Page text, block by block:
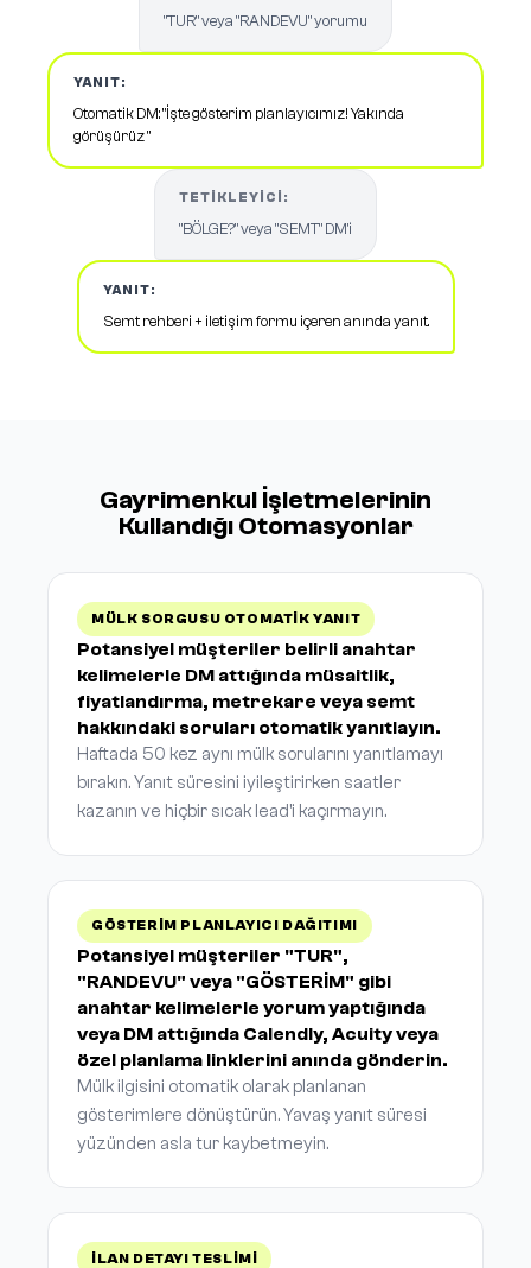
"TUR" veya "RANDEVU" yorumu
YANIT:
Otomatik DM: "İşte gösterim planlayıcımız! Yakında
görüşürüz "
TETIKLEYICI:
"BÖLGE?" veya "SEMT" DM'i
YANIT:
Semt rehberi + iletişim formu içeren anında yanıt.
Gayrimenkul İşletmelerinin
Kullandığı Otomasyonlar
MÜLK SORGUSU OTOMATIK YANIT
Potansiyel müşteriler belirli anahtar
kelimelerle DM attığında müsaitlik,
fiyatlandırma, metrekare veya semt
hakkındaki soruları otomatik yanıtlayın.
Haftada 50 kez aynı mülk sorularını yanıtlamayı
bırakın. Yanıt süresini iyileştirirken saatler
kazanın ve hiçbir sıcak lead'i kaçırmayın.
GÖSTERIM PLANLAYICI DAĞITIMI
Potansiyel müşteriler "TUR",
"RANDEVU" veya "GÖSTERİM" gibi
anahtar kelimelerle yorum yaptığında
veya DM attığında Calendly, Acuity veya
özel planlama linklerini anında gönderin.
Mülk ilgisini otomatik olarak planlanan
gösterimlere dönüştürün. Yavaş yanıt süresi
yüzünden asla tur kaybetmeyin.
İLAN DETAYI TESLIMI